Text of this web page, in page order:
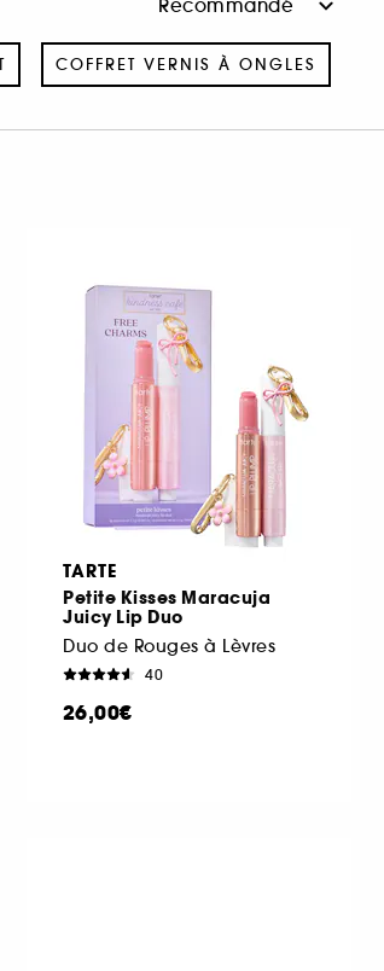
COFFRET VERNIS À ONGLES
TARTE
Petite Kisses Maracuja
Juicy Lip Duo
Duo de Rouges à Lèvres
40
26,00€